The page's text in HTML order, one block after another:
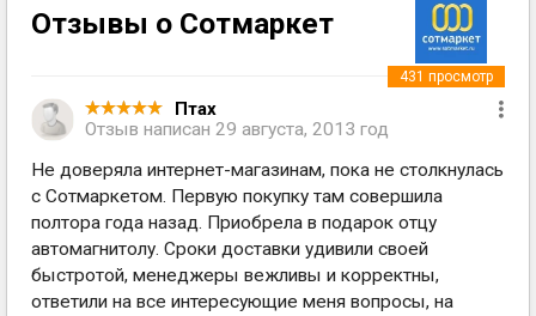
Отзывы о Сотмаркет
Птах
Отзыв написан 29 августа, 2013 год
431 просмотр
Не доверяла интернет-магазинам, пока не столкнулась
с Сотмаркетом. Первую покупку там совершила
полтора года назад. Приобрела в подарок отцу
автомагнитолу. Сроки доставки удивили своей
быстротой, менеджеры вежливы и корректны,
ответили на все интересующие меня вопросы, на